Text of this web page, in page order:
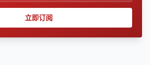
立即订阅